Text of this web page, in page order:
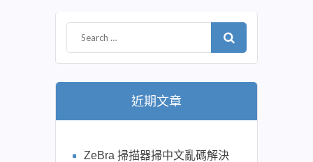
近期文章
ZeBra 掃描器掃中文亂碼解決